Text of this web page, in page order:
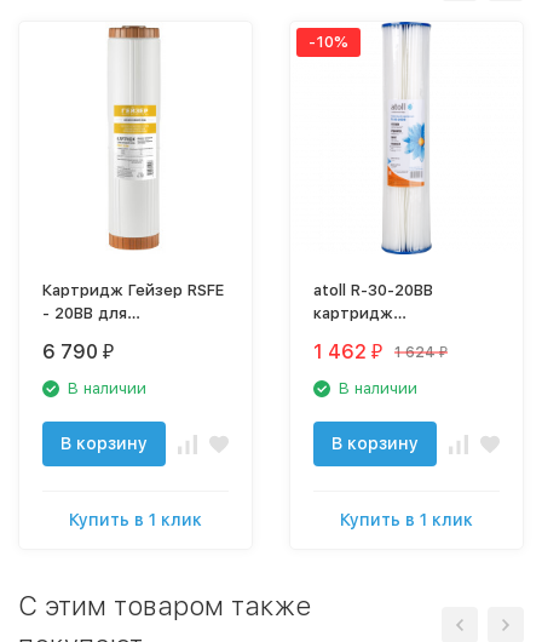
Картридж Гейзер RSFE
- 20BB для
28510
6 790 ₽
В наличии
В корзину
Купить в 1 клик
-10%
atoll R-30-20BB
картридж
полиэстер)
1 462 ₽ 1 624 ₽
В наличии
В корзину
Купить в 1 клик
C этим товаром также